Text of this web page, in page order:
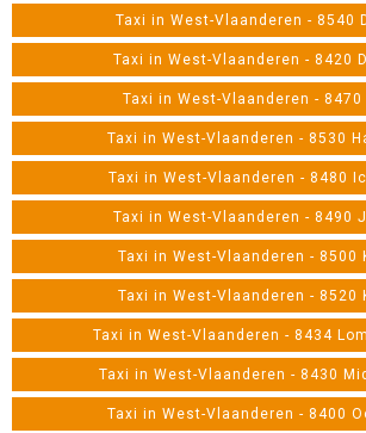
Taxi in West-Vlaanderen - 8540
Taxi in West-Vlaanderen - 8420
Taxi in West-Vlaanderen - 8470
Taxi in West-Vlaanderen - 8530
Taxi in West-Vlaanderen - 8480
Taxi in West-Vlaanderen - 8490
Taxi in West-Vlaanderen - 8500
Taxi in West-Vlaanderen - 8520
Taxi in West-Vlaanderen - 8434
Taxi in West-Vlaanderen - 8430
Taxi in West-Vlaanderen - 8400